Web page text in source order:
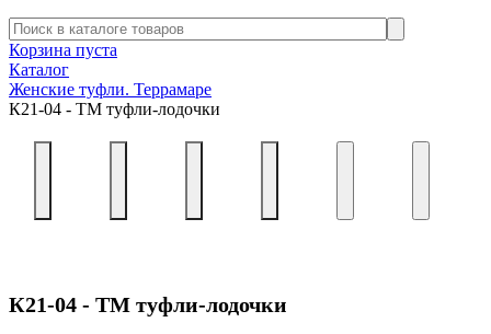
Корзина пуста
Каталог
Женские туфли. Террамаре
К21-04 - ТМ туфли-лодочки
К21-04 - ТМ туфли-лодочки